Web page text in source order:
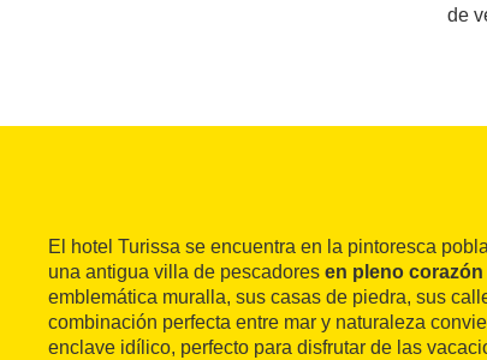
de
El hotel Turissa se encuentra en la pintoresca
una antigua villa de pescadores en pleno corazón
emblemática muralla, sus casas de piedra, sus
combinación perfecta entre mar y naturaleza
enclave idílico, perfecto para disfrutar de las